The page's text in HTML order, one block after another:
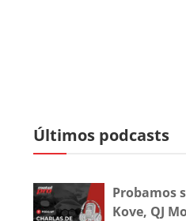
Últimos podcasts
Probamos
Kove, QJ